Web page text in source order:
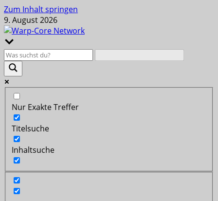
Zum Inhalt springen
9. August 2026
Nur Exakte Treffer
Titelsuche
Inhaltsuche